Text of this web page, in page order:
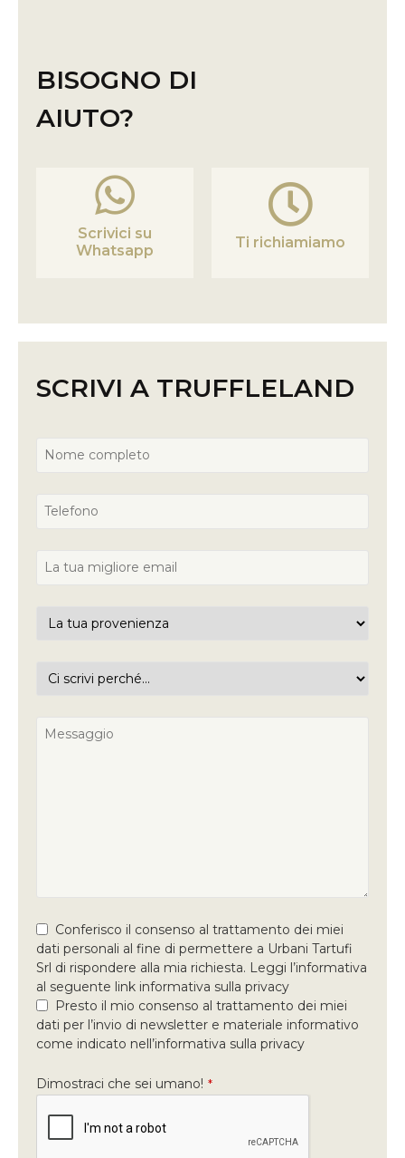
BISOGNO DI
AIUTO?
Scrivici su
Whatsapp
Ti richiamiamo
SCRIVI A TRUFFLELAND
Conferisco il consenso al trattamento dei miei
dati personali al fine di permettere a Urbani Tartufi
Srl di rispondere alla mia richiesta. Leggi l’informativa
al seguente link informativa sulla privacy
Presto il mio consenso al trattamento dei miei
dati per l’invio di newsletter e materiale informativo
come indicato nell’informativa sulla privacy
Dimostraci che sei umano! *